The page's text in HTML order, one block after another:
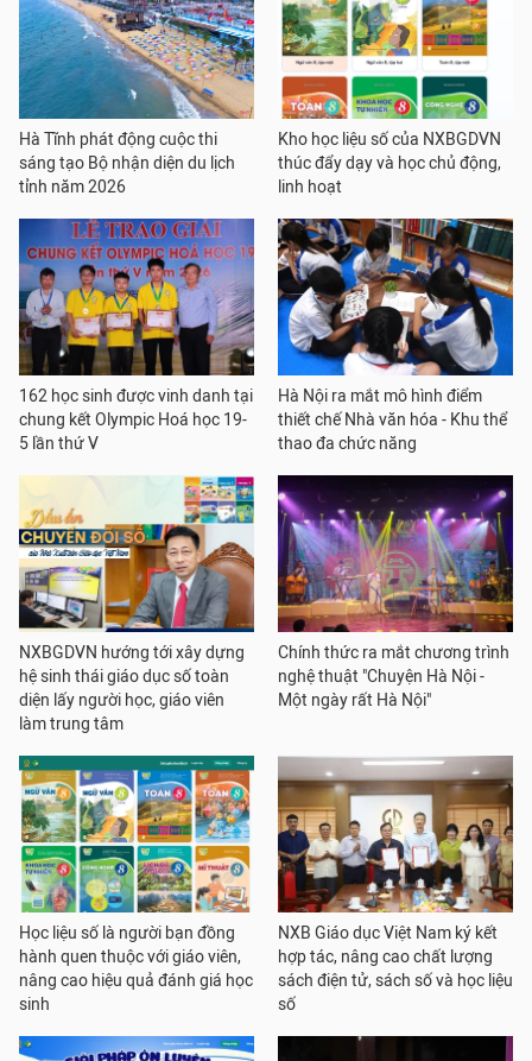
Hà Tĩnh phát động cuộc thi
sáng tạo Bộ nhận diện du lịch
tỉnh năm 2026
Kho học liệu số của NXBGDVN
thúc đẩy dạy và học chủ động,
linh hoạt
162 học sinh được vinh danh tại
chung kết Olympic Hoá học 19-
5 lần thứ V
Hà Nội ra mắt mô hình điểm
thiết chế Nhà văn hóa - Khu thể
thao đa chức năng
NXBGDVN hướng tới xây dựng
hệ sinh thái giáo dục số toàn
diện lấy người học, giáo viên
làm trung tâm
Chính thức ra mắt chương trình
nghệ thuật "Chuyện Hà Nội -
Một ngày rất Hà Nội"
Học liệu số là người bạn đồng
hành quen thuộc với giáo viên,
nâng cao hiệu quả đánh giá học
sinh
NXB Giáo dục Việt Nam ký kết
hợp tác, nâng cao chất lượng
sách điện tử, sách số và học liệu
số